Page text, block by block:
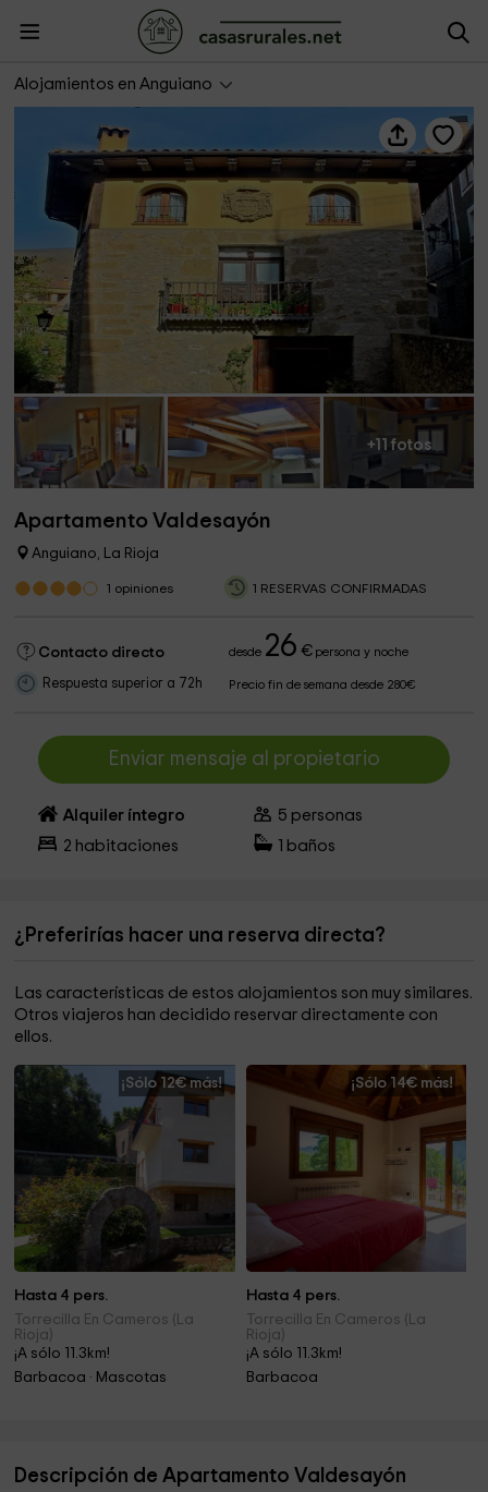
Alojamientos en Anguiano
Apartamento Valdesayón
+11 fotos
Apartamento Valdesayón
Anguiano, La Rioja
1 opiniones 1 RESERVAS CONFIRMADAS
Contacto directo desde 26 €persona y noche
Respuesta superior a 72h Precio fin de semana desde 280€
Enviar mensaje al propietario
Alquiler íntegro 5 personas
2 habitaciones baños
¿Preferirías hacer una reserva directa?
Las características de estos alojamientos son muy similares.
Otros viajeros han decidido reservar directamente con
ellos.
¡Sólo 12€ más!
Hasta 4 pers.
Torrecilla En Cameros (La
Rioja)
¡A sólo 11.3km!
Barbacoa · Mascotas
¡Sólo 14€ más!
Hasta 4 pers.
Torrecilla En Cameros (La
Rioja)
¡A sólo 11.3km!
Barbacoa
Descripción de Apartamento Valdesayón